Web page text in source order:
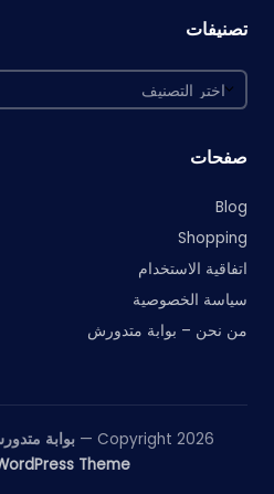
تصنيفات
تصنيفات
صفحات
Blog
Shopping
اتفاقية الاستخدام
سياسة الخصوصية
من نحن – بوابة متدورش
Copyright 2026 — بوابة
Theme